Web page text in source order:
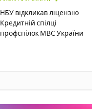
НБУ відкликав ліцензію
Кредитній спілці
профспілок МВС України